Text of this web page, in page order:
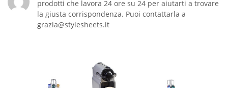
prodotti che lavora 24 ore su 24 per aiutarti a trovare
la giusta corrispondenza. Puoi contattarla a
grazia@stylesheets.it